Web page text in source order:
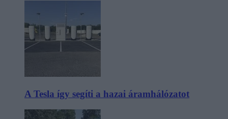
A Tesla így segíti a hazai áramhálózatot